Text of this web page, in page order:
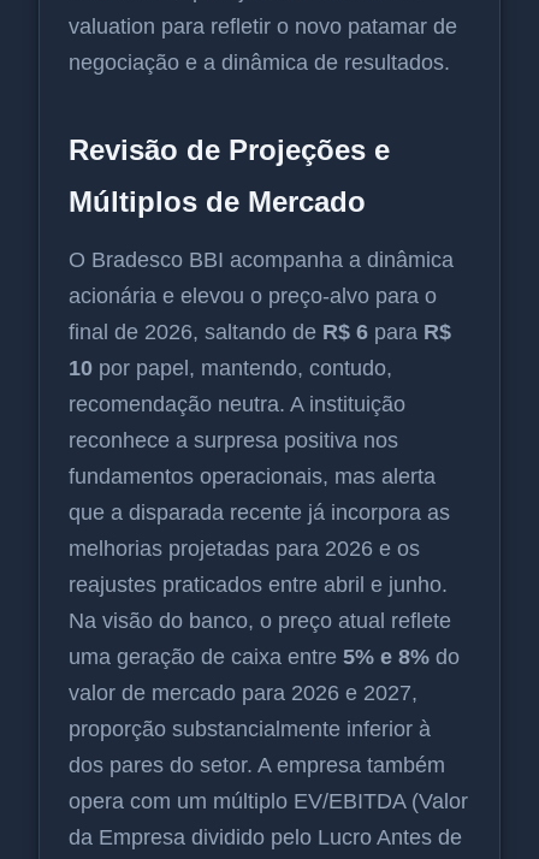
valuation para refletir o novo patamar de
negociação e a dinâmica de resultados.
Revisão de Projeções e
Múltiplos de Mercado
O Bradesco BBI acompanha a dinâmica
acionária e elevou o preço-alvo para o
final de 2026, saltando de R$ 6 para R$
10 por papel, mantendo, contudo,
recomendação neutra. A instituição
reconhece a surpresa positiva nos
fundamentos operacionais, mas alerta
que a disparada recente já incorpora as
melhorias projetadas para 2026 e os
reajustes praticados entre abril e junho.
Na visão do banco, o preço atual reflete
uma geração de caixa entre 5% e 8% do
valor de mercado para 2026 e 2027,
proporção substancialmente inferior à
dos pares do setor. A empresa também
opera com um múltiplo EV/EBITDA (Valor
da Empresa dividido pelo Lucro Antes de